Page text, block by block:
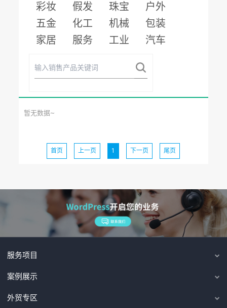
彩妆
假发 珠宝
户外
五金
化工 机械
包装
家居
服务 工业 汽车
暂无数据~
首页 上一页 1 下一页 尾页
服务项目
案例展示
外贸专区